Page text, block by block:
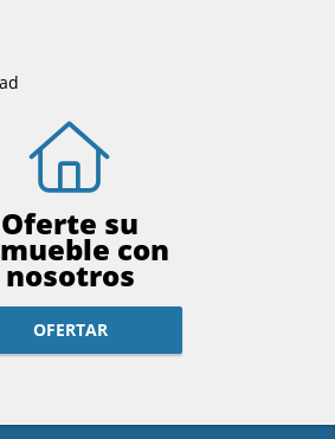
Oferte su
con
nosotros
OFERTAR